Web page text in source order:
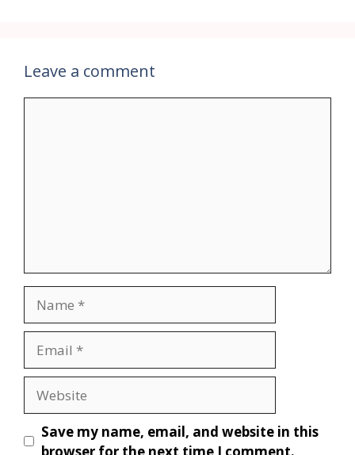
Leave a comment
Save my name, email, and website in this
browser for the next time I comment.